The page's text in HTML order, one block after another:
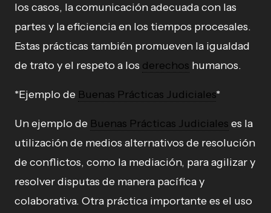
los casos, la comunicación adecuada con las
partes y la eficiencia en los tiempos procesales.
Estas prácticas también promueven la igualdad
de trato y el respeto a los derechos humanos.
*Ejemplo de Buenas Prácticas Judiciales*
Un ejemplo de Buenas Prácticas Judiciales es la
utilización de medios alternativos de resolución
de conflictos, como la mediación, para agilizar y
resolver disputas de manera pacífica y
colaborativa. Otra práctica importante es el uso